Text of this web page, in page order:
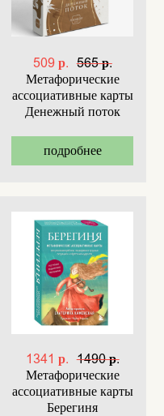
509 р. 565 р.
Метафорические
ассоциативные карты
Денежный поток
подробнее
1341 р. 1490 р.
Метафорические
ассоциативные карты
Берегиня